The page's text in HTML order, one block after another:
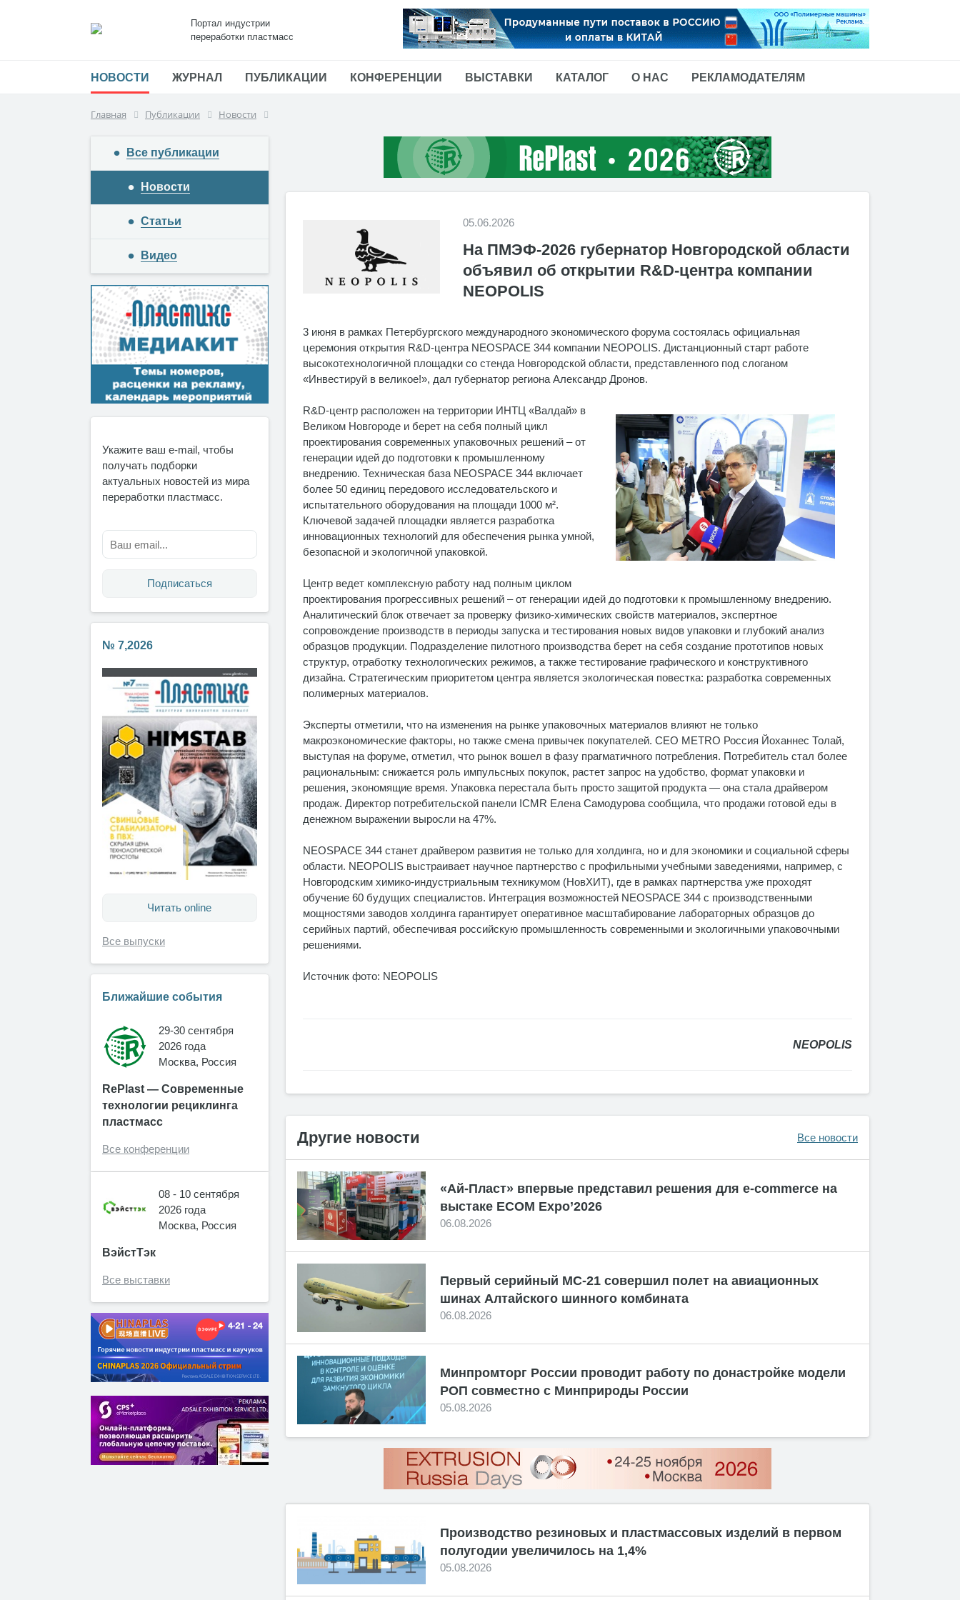
Портал индустрии
переработки пластмасс
НОВОСТИ ЖУРНАЛ ПУБЛИКАЦИИ КОНФЕРЕНЦИИ ВЫСТАВКИ КАТАЛОГ О НАС РЕКЛАМОДАТЕЛЯМ
Главная Публикации Новости
Все публикации
Новости
Статьи
Видео
№ 7,2026
Читать online
Все выпуски
Ближайшие события
29-30 сентября
2026 года
Москва, Россия
RePlast — Современные
технологии рециклинга
пластмасс
Все конференции
08 - 10 сентября
2026 года
Москва, Россия
ВэйстТэк
Все выставки
Укажите ваш e-mail, чтобы
получать подборки
актуальных новостей из мира
переработки пластмасс.
Подписаться
05.06.2026
На ПМЭФ-2026 губернатор Новгородской области
объявил об открытии R&D-центра компании
NEOPOLIS
3 июня в рамках Петербургского международного экономического форума состоялась официальная
церемония открытия R&D-центра NEOSPACE 344 компании NEOPOLIS. Дистанционный старт работе
высокотехнологичной площадки со стенда Новгородской области, представленного под слоганом
«Инвестируй в великое!», дал губернатор региона Александр Дронов.
R&D-центр расположен на территории ИНТЦ «Валдай» в
Великом Новгороде и берет на себя полный цикл
проектирования современных упаковочных решений – от
генерации идей до подготовки к промышленному
внедрению. Техническая база NEOSPACE 344 включает
более 50 единиц передового исследовательского и
испытательного оборудования на площади 1000 м².
Ключевой задачей площадки является разработка
инновационных технологий для обеспечения рынка умной,
безопасной и экологичной упаковкой.
Центр ведет комплексную работу над полным циклом
проектирования прогрессивных решений – от генерации идей до подготовки к промышленному внедрению.
Аналитический блок отвечает за проверку физико-химических свойств материалов, экспертное
сопровождение производств в периоды запуска и тестирования новых видов упаковки и глубокий анализ
образцов продукции. Подразделение пилотного производства берет на себя создание прототипов новых
структур, отработку технологических режимов, а также тестирование графического и конструктивного
дизайна. Стратегическим приоритетом центра является экологическая повестка: разработка современных
полимерных материалов.
Эксперты отметили, что на изменения на рынке упаковочных материалов влияют не только
макроэкономические факторы, но также смена привычек покупателей. CEO METRO Россия Йоханнес Толай,
выступая на форуме, отметил, что рынок вошел в фазу прагматичного потребления. Потребитель стал более
рациональным: снижается роль импульсных покупок, растет запрос на удобство, формат упаковки и
решения, экономящие время. Упаковка перестала быть просто защитой продукта — она стала драйвером
продаж. Директор потребительской панели ICMR Елена Самодурова сообщила, что продажи готовой еды в
денежном выражении выросли на 47%.
NEOSPACE 344 станет драйвером развития не только для холдинга, но и для экономики и социальной сферы
области. NEOPOLIS выстраивает научное партнерство с профильными учебными заведениями, например, с
Новгородским химико-индустриальным техникумом (НовХИТ), где в рамках партнерства уже проходят
обучение 60 будущих специалистов. Интеграция возможностей NEOSPACE 344 с производственными
мощностями заводов холдинга гарантирует оперативное масштабирование лабораторных образцов до
серийных партий, обеспечивая российскую промышленность современными и экологичными упаковочными
решениями.
Источник фото: NEOPOLIS
NEOPOLIS
Другие новости Все новости
«Ай-Пласт» впервые представил решения для e-commerce на
выстаке ECOM Expo’2026
06.08.2026
Первый серийный МС-21 совершил полет на авиационных
шинах Алтайского шинного комбината
06.08.2026
Минпромторг России проводит работу по донастройке модели
РОП совместно с Минприроды России
05.08.2026
Производство резиновых и пластмассовых изделий в первом
полугодии увеличилось на 1,4%
05.08.2026